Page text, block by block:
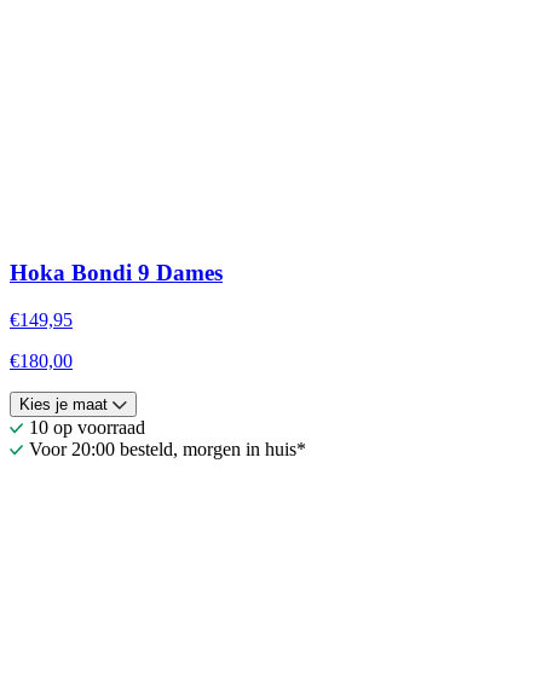
Hoka Bondi 9 Dames
€149,95
€180,00
Kies je maat
10 op voorraad
Voor 20:00 besteld, morgen in huis*